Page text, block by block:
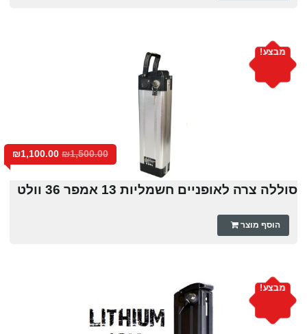
מבצע!
₪1,500.00
₪1,100.00
סוללה צרה לאופניים חשמליות 13 אמפר 36 וולט
הוסף מוצר
מבצע!